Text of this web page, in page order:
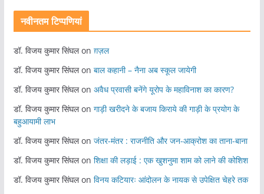
नवीनतम टिप्पणियां
डॉ. विजय कुमार सिंघलon ग़ज़ल
डॉ. विजय कुमार सिंघलon बाल कहानी – नैना अब स्कूल जायेगी
डॉ. विजय कुमार सिंघलon अवैध प्रवासी बनेंगे यूरोप के महाविनाश का कारण?
डॉ. विजय कुमार सिंघलon गाड़ी खरीदने के बजाय किराये की गाड़ी के प्रयोग के
बहुआयामी लाभ
डॉ. विजय कुमार सिंघलon जंतर-मंतर : राजनीति और जन-आक्रोश का ताना-बाना
डॉ. विजय कुमार सिंघलon शिक्षा की लड़ाई : एक खुशनुमा शाम को लाने की कोशिश
डॉ. विजय कुमार सिंघलon विनय कटियारः आंदोलन के नायक से उपेक्षित चेहरे तक